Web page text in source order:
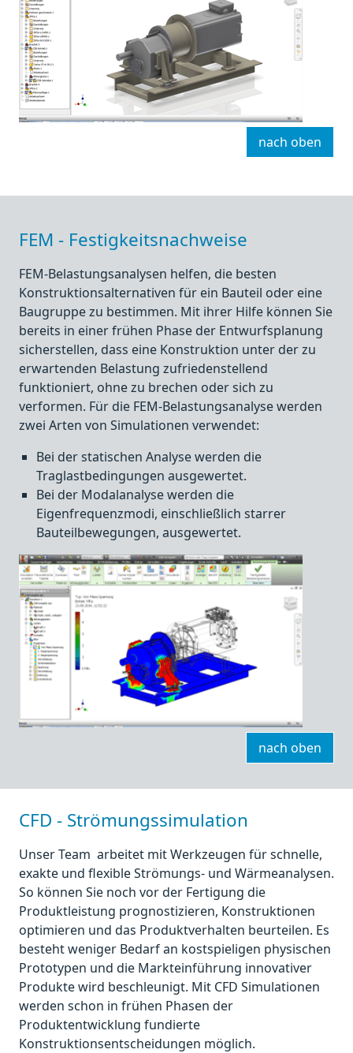
nach oben
FEM - Festigkeitsnachweise
FEM-Belastungsanalysen helfen, die besten
Konstruktionsalternativen für ein Bauteil oder eine
Baugruppe zu bestimmen. Mit ihrer Hilfe können Sie
bereits in einer frühen Phase der Entwurfsplanung
sicherstellen, dass eine Konstruktion unter der zu
erwartenden Belastung zufriedenstellend
funktioniert, ohne zu brechen oder sich zu
verformen. Für die FEM-Belastungsanalyse werden
zwei Arten von Simulationen verwendet:
Bei der statischen Analyse werden die
Traglastbedingungen ausgewertet.
Bei der Modalanalyse werden die
Eigenfrequenzmodi, einschließlich starrer
Bauteilbewegungen, ausgewertet.
nach oben
CFD - Strömungssimulation
Unser Team arbeitet mit Werkzeugen für schnelle,
exakte und flexible Strömungs- und Wärmeanalysen.
So können Sie noch vor der Fertigung die
Produktleistung prognostizieren, Konstruktionen
optimieren und das Produktverhalten beurteilen. Es
besteht weniger Bedarf an kostspieligen physischen
Prototypen und die Markteinführung innovativer
Produkte wird beschleunigt. Mit CFD Simulationen
werden schon in frühen Phasen der
Produktentwicklung fundierte
Konstruktionsentscheidungen möglich.